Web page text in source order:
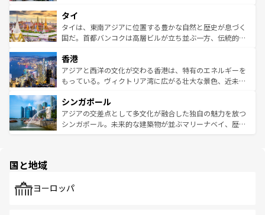
リティに包まれながら、韓国の多彩な魅力を心ゆくまで味
わってみてほしい。 なお、新着の韓国情報はコンテンツ一
覧を参照してほしい。
急速な発展と共に伝統が息づく。ハノイの古い町並みやホ
ーチミン市のフランス統治時代の建物も、独特の雰囲気を
醸し出している。また、バラエティの豊かさとおいしさで
とつ。フォーやバインミー、ベトナムコーヒーなどは、ぜ
ひ現地で味わいたい。どの地域を訪れてもあたたかい人々
が旅行者を迎えてくれるので、きっと忘れられない旅にな
参照してほしい。
タイ
タイは、東南アジアに位置する豊かな自然と歴史が息づく
国だ。首都バンコクは高層ビルが立ち並ぶ一方、伝統的な
の活気が交差している。北部ではチェンマイなどの山岳地
帯で自然と触れ合い、南部ではプーケットやクラビの美し
いビーチでリゾート気分を楽しむことができる。タイ料理
激する。気候は一年中温暖で、どの季節にも異なる楽しみ
が待っている。親しみやすいタイの人々、仏教を中心とし
た文化、そして多様な観光資源が、訪れる旅人を魅了し続
香港
アジアと西洋の文化が交わる香港は、特有のエネルギーを
もっている。ヴィクトリア湾に広がる壮大な景色、近未来
み、どこを訪れても感動するはず。観光スポットが密集し
ており、効率よく見どころを回れるのも魅力。息をのむよ
うな絶景から文化的な体験まで、香港を存分に楽しみ尽く
シンガポール
アジアの交差点として多文化が融合した独自の魅力を放つ
シンガポール。未来的な建築物が並ぶマリーナベイ、歴史
で、ホーカーズは地元の風情を楽しめる外せないスポット
国と地域
ヨーロッパ